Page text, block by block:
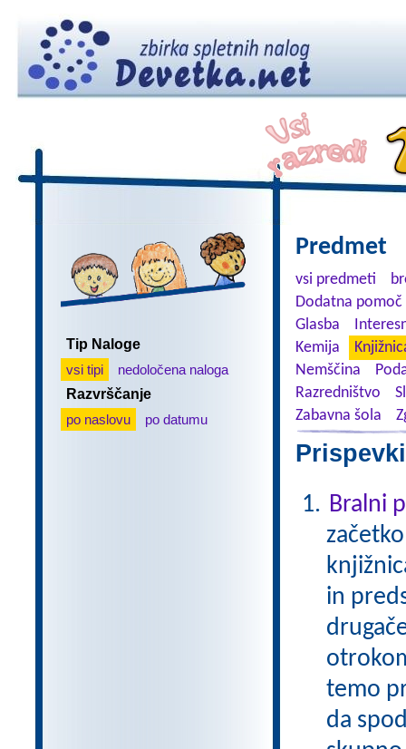
Tip Naloge
vsi tipi
nedoločena naloga
Razvrščanje
po naslovu
po datumu
Predmet
vsi predmeti
Dodatna
Glasba
Kemija
Nemščina
Razredništvo
Zabavna šola
Bralni
in
temo
da